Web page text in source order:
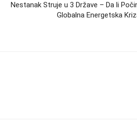
Nestanak Struje u 3 Države – Da li
Globalna Energetska